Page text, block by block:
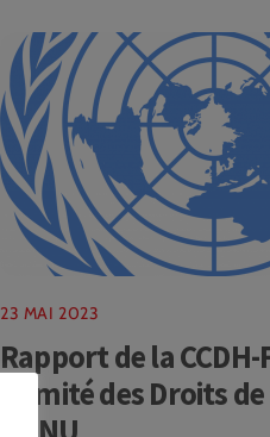
23 MAI 2023
Rapport de la
Comité des Droits